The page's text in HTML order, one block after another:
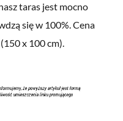
taras jest mocno
się w 100%. Cena
x 100 cm).